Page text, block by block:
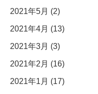
2021年5月 (2)
2021年4月 (13)
2021年3月 (3)
2021年2月 (16)
2021年1月 (17)